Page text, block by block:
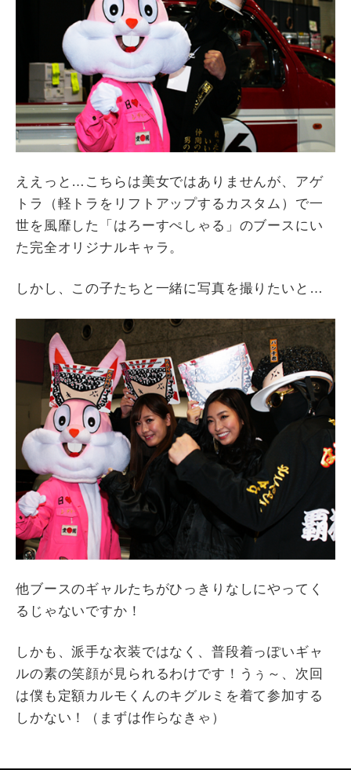
ええっと…こちらは美女ではありませんが、アゲ
トラ（軽トラをリフトアップするカスタム）で一
世を風靡した「はろーすぺしゃる」のブースにい
た完全オリジナルキャラ。
しかし、この子たちと一緒に写真を撮りたいと…
他ブースのギャルたちがひっきりなしにやってく
るじゃないですか！
しかも、派手な衣装ではなく、普段着っぽいギャ
ルの素の笑顔が見られるわけです！うぅ～、次回
は僕も定額カルモくんのキグルミを着て参加する
しかない！（まずは作らなきゃ）